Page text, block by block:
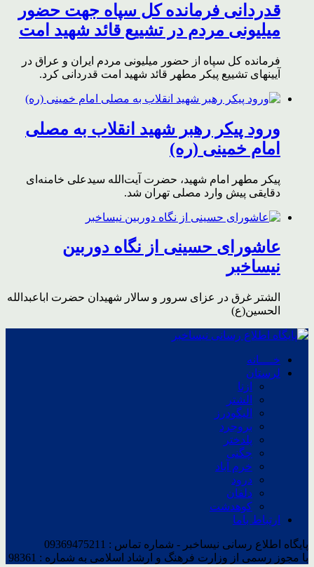
قدردانی فرمانده کل سپاه جهت حضور
میلیونی مردم در تشییع قائد شهید امت
فرمانده کل سپاه از حضور میلیونی مردم ایران و عراق در
آیینهای تشییع پیکر مطهر قائد شهید امت قدردانی کرد.
ورود پیکر رهبر شهید انقلاب به مصلی
امام خمینی (ره)
پیکر مطهر امام شهید،‌ حضرت آیت‌الله سیدعلی خامنه‌ای
دقایقی پیش وارد مصلی تهران شد.
عاشورای حسینی از نگاه دوربین
نیساخبر
الشتر غرق در عزای سرور و سالار شهیدان حضرت اباعبدالله
الحسین(ع)
خــــانه
لرستان
ازنا
الشتر
الیگودرز
بروجرد
پلدختر
چگنی
خرم آباد
درود
دلفان
کوهدشت
ارتباط باما
پایگاه اطلاع رسانی نیساخبر - شماره تماس : 09369475211
با مجوز رسمی از وزارت فرهنگ و ارشاد اسلامی به شماره : 98361